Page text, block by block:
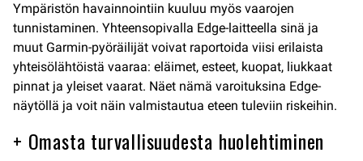
Ympäristön havainnointiin kuuluu myös vaarojen
tunnistaminen. Yhteensopivalla Edge-laitteella sinä ja
muut Garmin-pyöräilijät voivat raportoida viisi erilaista
yhteisölähtöistä vaaraa: eläimet, esteet, kuopat, liukkaat
pinnat ja yleiset vaarat. Näet nämä varoituksina Edge-
näytöllä ja voit näin valmistautua eteen tuleviin riskeihin.
+ Omasta turvallisuudesta huolehtiminen